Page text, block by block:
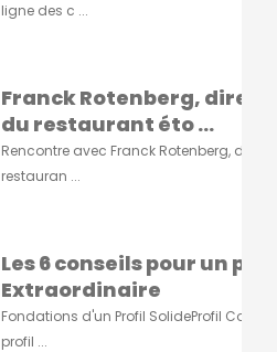
ligne des c ...
Franck Rotenberg,
du restaurant éto ...
Rencontre avec Franck Rotenberg,
restauran ...
Les 6 conseils pour un
Extraordinaire
Fondations d'un Profil SolideProfil
profil ...